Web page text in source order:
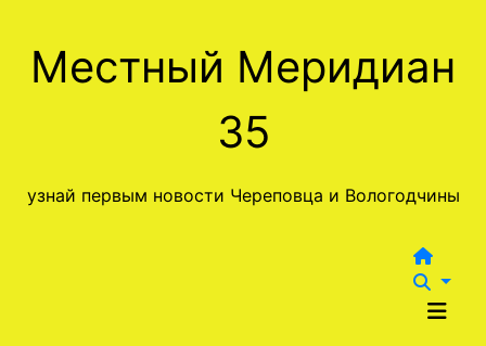
содержимому
Местный Меридиан
35
узнай первым новости Череповца и Вологодчины